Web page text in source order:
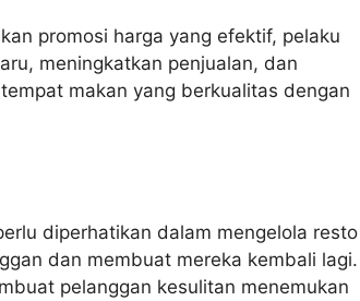
promosi harga yang efektif, pelaku
meningkatkan penjualan, dan
makan yang berkualitas dengan
diperhatikan dalam mengelola resto
dan membuat mereka kembali lagi.
pelanggan kesulitan menemukan